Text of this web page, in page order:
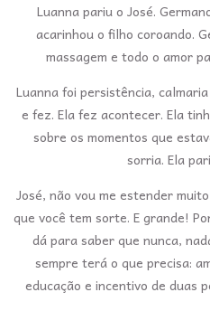
Luanna pariu o José.
acarinhou o filho coroando.
massagem e todo o amor
Luanna foi persistência,
e fez. Ela fez acontecer. Ela
sobre os momentos que
sorria. Ela
José, não vou me estender
que você tem sorte. E grande!
dá para saber que nunca,
sempre terá o que precisa:
educação e incentivo de duas